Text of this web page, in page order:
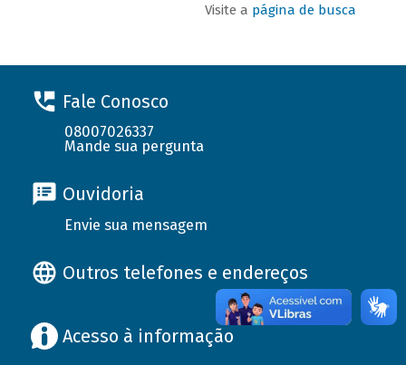
Visite a página de busca
Fale Conosco
08007026337
Mande sua pergunta
Ouvidoria
Envie sua mensagem
Outros telefones e endereços
Acesso à informação